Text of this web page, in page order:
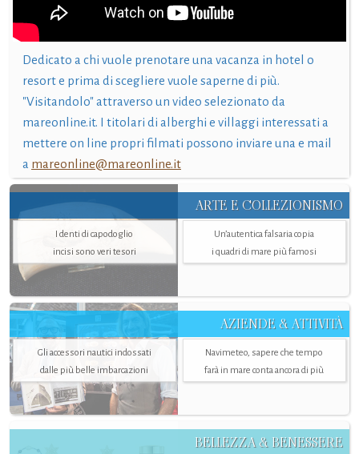
Dedicato a chi vuole prenotare una vacanza in hotel o
resort e prima di scegliere vuole saperne di più.
"Visitandolo" attraverso un video selezionato da
mareonline.it. I titolari di alberghi e villaggi interessati a
mettere on line propri filmati possono inviare una e mail
a mareonline@mareonline.it
ARTE E COLLEZIONISMO
I denti di capodoglio
incisi sono veri tesori
Un’autentica falsaria copia
i quadri di mare più famosi
AZIENDE & ATTIVITÀ
Gli accessori nautici indossati
dalle più belle imbarcazioni
Navimeteo, sapere che tempo
farà in mare conta ancora di più
BELLEZZA & BENESSERE